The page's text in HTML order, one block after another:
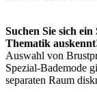
Suchen Sie sich
Thematik
Auswahl von
Spezial-Bademode
separaten Raum